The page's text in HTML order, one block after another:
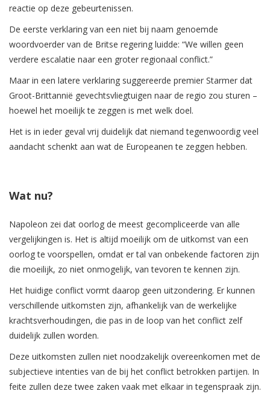
reactie op deze gebeurtenissen.
De eerste verklaring van een niet bij naam genoemde
woordvoerder van de Britse regering luidde: “We willen geen
verdere escalatie naar een groter regionaal conflict.”
Maar in een latere verklaring suggereerde premier Starmer dat
Groot-Brittannië gevechtsvliegtuigen naar de regio zou sturen –
hoewel het moeilijk te zeggen is met welk doel.
Het is in ieder geval vrij duidelijk dat niemand tegenwoordig veel
aandacht schenkt aan wat de Europeanen te zeggen hebben.
Wat nu?
Napoleon zei dat oorlog de meest gecompliceerde van alle
vergelijkingen is. Het is altijd moeilijk om de uitkomst van een
oorlog te voorspellen, omdat er tal van onbekende factoren zijn
die moeilijk, zo niet onmogelijk, van tevoren te kennen zijn.
Het huidige conflict vormt daarop geen uitzondering. Er kunnen
verschillende uitkomsten zijn, afhankelijk van de werkelijke
krachtsverhoudingen, die pas in de loop van het conflict zelf
duidelijk zullen worden.
Deze uitkomsten zullen niet noodzakelijk overeenkomen met de
subjectieve intenties van de bij het conflict betrokken partijen. In
feite zullen deze twee zaken vaak met elkaar in tegenspraak zijn.